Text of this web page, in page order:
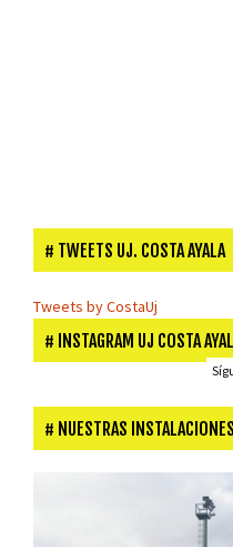
TWEETS UJ. COSTA AYALA
Tweets by CostaUj
INSTAGRAM UJ COSTA
NUESTRAS INSTALACIONES